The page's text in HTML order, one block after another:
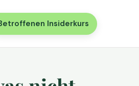
Insiderkurs